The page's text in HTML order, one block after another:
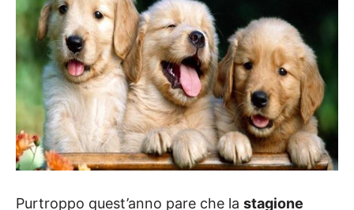
Purtroppo quest’anno pare che la stagione